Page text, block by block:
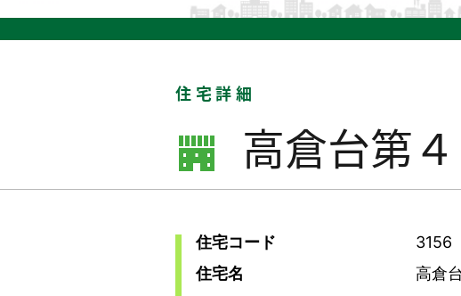
住宅詳細
高倉台第４
住宅コード
3156
住宅名
高倉